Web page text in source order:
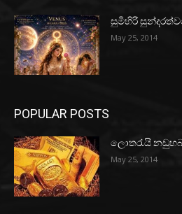
සුමිහිරි
May 25, 2014
POPULAR POSTS
ලොතරැයි
May 25, 2014